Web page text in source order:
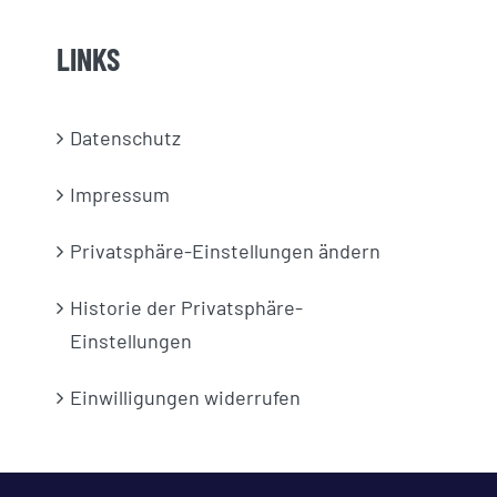
LINKS
Datenschutz
Impressum
Privatsphäre-Einstellungen ändern
Historie der Privatsphäre-
Einstellungen
Einwilligungen widerrufen